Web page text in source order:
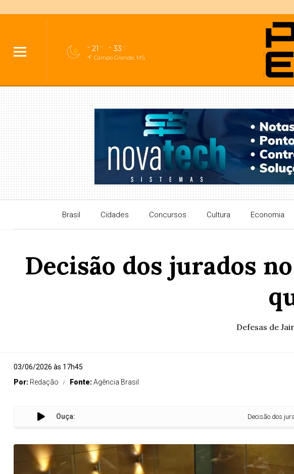
21 °C 33°C
Campo Grande, MS
Brasil Cidades Concursos Cultura Economia
Decisão dos jurados
Defesas de
03/06/2026 às 17h45
Por: Redação Fonte:Agência Brasil
Ouça: Decisão dos jurados